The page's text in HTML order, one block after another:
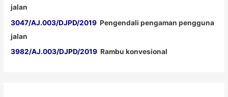
jalan
3047/AJ.003/DJPD/2019 Pengendali pengaman pengguna
jalan
3982/AJ.003/DJPD/2019 Rambu konvesional